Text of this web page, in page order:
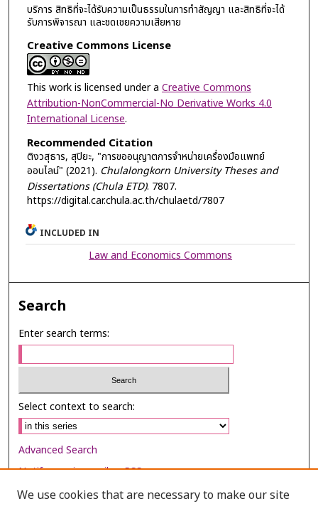
บริการ สิทธิที่จะได้รับความเป็นธรรมในการทำสัญญา และสิทธิที่จะได้
รับการพิจารณา และชดเชยความเสียหาย
Creative Commons License
This work is licensed under a Creative Commons
Attribution-NonCommercial-No Derivative Works 4.0
International License.
Recommended Citation
ติงวสุธาร, สุปิยะ, "การขออนุญาตการจำหน่ายเครื่องมือแพทย์
ออนไลน์" (2021). Chulalongkorn University Theses and
Dissertations (Chula ETD). 7807.
https://digital.car.chula.ac.th/chulaetd/7807
INCLUDED IN
Law and Economics Commons
Search
Enter search terms:
Select context to search:
Advanced Search
Notify me via email orRSS
We use cookies that are necessary to make our site